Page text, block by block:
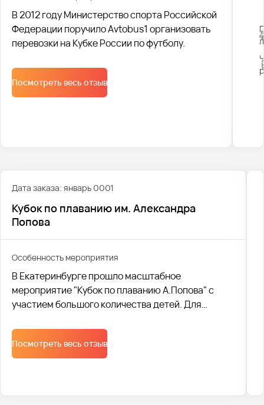
В 2012 году Министерство спорта Российской
Федерации поручило Avtobus1 организовать
перевозки на Кубке России по футболу.
Посмотреть весь отзыв
Дата заказа: январь 0001
Кубок по плаванию им. Александра
Попова
Особенность мероприятия
В Екатеринбурге прошло масштабное
мероприятие "Кубок по плаванию А.Попова" с
участием большого количества детей. Для
согласовали все с ГАИ. Согласование и
подготовка к самому мероприятию заняло две
недели.
Посмотреть весь отзыв